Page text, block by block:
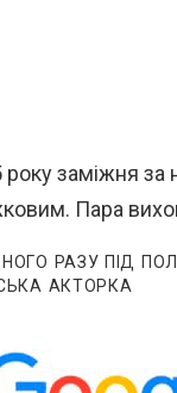
року заміжня за
Пара
РАЗУ ПІД
АКТОРКА